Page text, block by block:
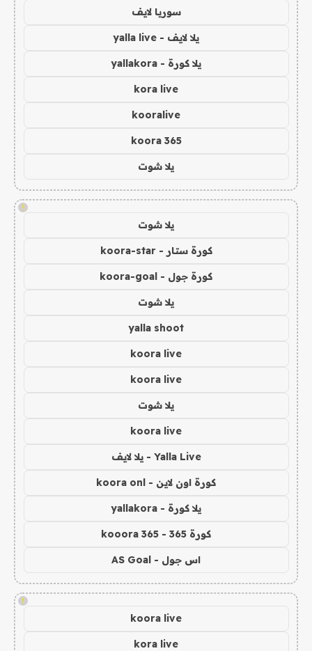
سوريا لايف
يلا لايف - yalla live
يلا كورة - yallakora
kora live
kooralive
koora 365
يلا شوت
!
يلا شوت
كورة ستار - koora-star
كورة جول - koora-goal
يلا شوت
yalla shoot
koora live
koora live
يلا شوت
koora live
Yalla Live - يلا لايف
كورة اون لاين - koora onl
يلا كورة - yallakora
كورة 365 - kooora 365
اس جول - AS Goal
!
koora live
kora live